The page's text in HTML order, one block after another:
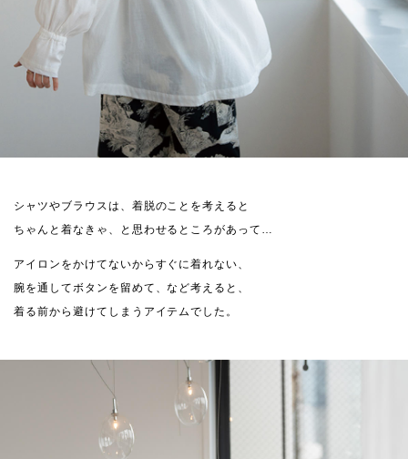
シャツやブラウスは、着脱のことを考えると
ちゃんと着なきゃ、と思わせるところがあって…
アイロンをかけてないからすぐに着れない、
腕を通してボタンを留めて、など考えると、
着る前から避けてしまうアイテムでした。